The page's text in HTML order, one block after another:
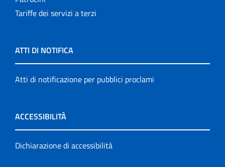
Tariffe dei servizi a terzi
ATTI DI NOTIFICA
Atti di notificazione per pubblici proclami
ACCESSIBILITÀ
Dichiarazione di accessibilità